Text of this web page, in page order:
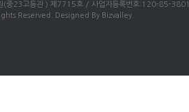
원(중23고등관 ) 제7715호 / 사업자등록번호:120-
Reserved. Designed By Bizvalley.